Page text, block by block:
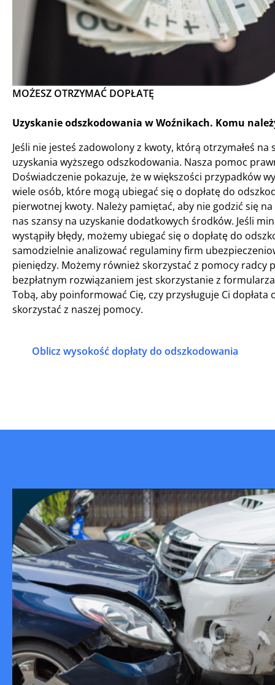
MOŻESZ OTRZYMAĆ DOPŁATĘ
Uzyskanie odszkodowania w Woźnikach. Komu
Jeśli nie jesteś zadowolony z kwoty, którą otrzymałeś
uzyskania wyższego odszkodowania. Nasza pomoc
Doświadczenie pokazuje, że w większości przypadków
wiele osób, które mogą ubiegać się o dopłatę do
pierwotnej kwoty. Należy pamiętać, aby nie godzić się
nas szansy na uzyskanie dodatkowych środków. Jeśli
wystąpiły błędy, możemy ubiegać się o dopłatę do
samodzielnie analizować regulaminy firm
pieniędzy. Możemy również skorzystać z pomocy
bezpłatnym rozwiązaniem jest skorzystanie z
Tobą, aby poinformować Cię, czy przysługuje Ci
skorzystać z naszej pomocy.
Oblicz wysokość dopłaty do odszkodowania